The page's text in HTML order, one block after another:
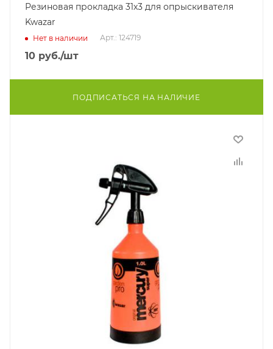
Резиновая прокладка 31х3 для опрыскивателя
Kwazar
Нет в наличии Арт.: 124719
10 руб./шт
ПОДПИСАТЬСЯ НА НАЛИЧИЕ